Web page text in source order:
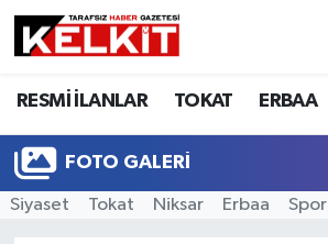
RESMİ İLANLAR TOKAT ERBAA
FOTO GALERI
Siyaset Tokat Niksar Erbaa Spor